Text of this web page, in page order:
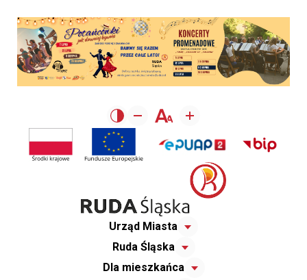
Urząd Miasta
Ruda Śląska
Dla mieszkańca